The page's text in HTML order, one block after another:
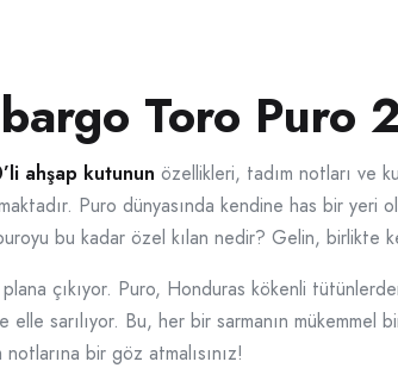
Toro Puro
ahşap kutunun özellikleri, tadım notları ve
Puro dünyasında kendine has bir yeri
bu kadar özel kılan nedir? Gelin, birlikte
çıkıyor. Puro, Honduras kökenli
sarılıyor. Bu, her bir sarmanın mükemmel
bir göz atmalısınız!